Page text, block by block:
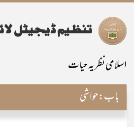
اسلامی نظریہ حیات
باب:حواشی